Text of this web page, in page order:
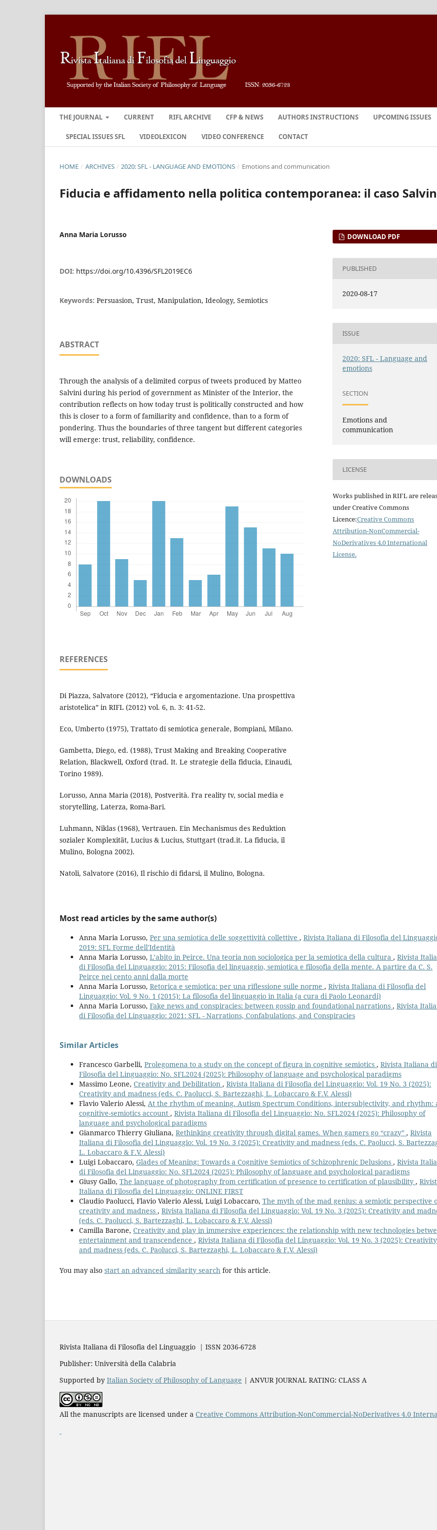
THE JOURNAL CURRENT RIFL ARCHIVE CFP & NEWS AUTHORS INSTRUCTIONS UPCOMING ISSUES
SPECIAL ISSUES SFL VIDEOLEXICON VIDEO CONFERENCE CONTACT
HOME / ARCHIVES / 2020: SFL - LANGUAGE AND EMOTIONS / Emotions and communication
Fiducia e affidamento nella politica contemporanea: il caso
Anna Maria Lorusso
DOI: https://doi.org/10.4396/SFL2019EC6
Keywords: Persuasion, Trust, Manipulation, Ideology, Semiotics
ABSTRACT
Through the analysis of a delimited corpus of tweets produced by Matteo
Salvini during his period of government as Minister of the Interior, the
contribution reflects on how today trust is politically constructed and how
this is closer to a form of familiarity and confidence, than to a form of
pondering. Thus the boundaries of three tangent but different categories
will emerge: trust, reliability, confidence.
DOWNLOADS
REFERENCES
Di Piazza, Salvatore (2012), “Fiducia e argomentazione. Una prospettiva
aristotelica” in RIFL (2012) vol. 6, n. 3: 41-52.
Eco, Umberto (1975), Trattato di semiotica generale, Bompiani, Milano.
Gambetta, Diego, ed. (1988), Trust Making and Breaking Cooperative
Relation, Blackwell, Oxford (trad. It. Le strategie della fiducia, Einaudi,
Torino 1989).
Lorusso, Anna Maria (2018), Postverità. Fra reality tv, social media e
storytelling, Laterza, Roma-Bari.
Luhmann, Niklas (1968), Vertrauen. Ein Mechanismus des Reduktion
sozialer Komplexität, Lucius & Lucius, Stuttgart (trad.it. La fiducia, il
Mulino, Bologna 2002).
Natoli, Salvatore (2016), Il rischio di fidarsi, il Mulino, Bologna.
DOWNLOAD PDF
PUBLISHED
2020-08-17
ISSUE
2020: SFL - Language and
emotions
SECTION
Emotions and
communication
LICENSE
Works published in RIFL are
under Creative Commons
Licence:Creative Commons
Attribution-NonCommercial-
NoDerivatives 4.0 International
License.
Most read articles by the same author(s)
Anna Maria Lorusso, Per una semiotica delle soggettività collettive , Rivista Italiana di Filosofia del
2019: SFL Forme dell'Identità
Anna Maria Lorusso, L’abito in Peirce. Una teoria non sociologica per la semiotica della cultura , Rivista
di Filosofia del Linguaggio: 2015: Filosofia del linguaggio, semiotica e filosofia della mente. A partire da C. S.
Peirce nei cento anni dalla morte
Anna Maria Lorusso, Retorica e semiotica: per una riflessione sulle norme , Rivista Italiana di Filosofia del
Linguaggio: Vol. 9 No. 1 (2015): La filosofia del linguaggio in Italia (a cura di Paolo Leonardi)
Anna Maria Lorusso, Fake news and conspiracies: between gossip and foundational narrations , Rivista
di Filosofia del Linguaggio: 2021: SFL - Narrations, Confabulations, and Conspiracies
Similar Articles
Francesco Garbelli, Prolegomena to a study on the concept of figura in cognitive semiotics , Rivista Italiana di
Filosofia del Linguaggio: No. SFL2024 (2025): Philosophy of language and psychological paradigms
Massimo Leone, Creativity and Debilitation , Rivista Italiana di Filosofia del Linguaggio: Vol. 19 No. 3 (2025):
Creativity and madness (eds. C. Paolucci, S. Bartezzaghi, L. Lobaccaro & F.V. Alessi)
Flavio Valerio Alessi, At the rhythm of meaning. Autism Spectrum Conditions, intersubjectivity, and rhythm:
cognitive-semiotics account , Rivista Italiana di Filosofia del Linguaggio: No. SFL2024 (2025): Philosophy of
language and psychological paradigms
Gianmarco Thierry Giuliana, Rethinking creativity through digital games. When gamers go “crazy” , Rivista
Italiana di Filosofia del Linguaggio: Vol. 19 No. 3 (2025): Creativity and madness (eds. C. Paolucci, S.
L. Lobaccaro & F.V. Alessi)
Luigi Lobaccaro, Glades of Meaning: Towards a Cognitive Semiotics of Schizophrenic Delusions , Rivista
di Filosofia del Linguaggio: No. SFL2024 (2025): Philosophy of language and psychological paradigms
Giusy Gallo, The language of photography from certification of presence to certification of plausibility ,
Italiana di Filosofia del Linguaggio: ONLINE FIRST
Claudio Paolucci, Flavio Valerio Alessi, Luigi Lobaccaro, The myth of the mad genius: a semiotic perspective
creativity and madness , Rivista Italiana di Filosofia del Linguaggio: Vol. 19 No. 3 (2025): Creativity and
(eds. C. Paolucci, S. Bartezzaghi, L. Lobaccaro & F.V. Alessi)
Camilla Barone, Creativity and play in immersive experiences: the relationship with new technologies
entertainment and transcendence , Rivista Italiana di Filosofia del Linguaggio: Vol. 19 No. 3 (2025): Creativity
and madness (eds. C. Paolucci, S. Bartezzaghi, L. Lobaccaro & F.V. Alessi)
You may also start an advanced similarity search for this article.
Rivista Italiana di Filosofia del Linguaggio | ISSN 2036-6728
Publisher: Università della Calabria
Supported by Italian Society of Philosophy of Language | ANVUR JOURNAL RATING: CLASS A
All the manuscripts are licensed under a Creative Commons Attribution-NonCommercial-NoDerivatives 4.0